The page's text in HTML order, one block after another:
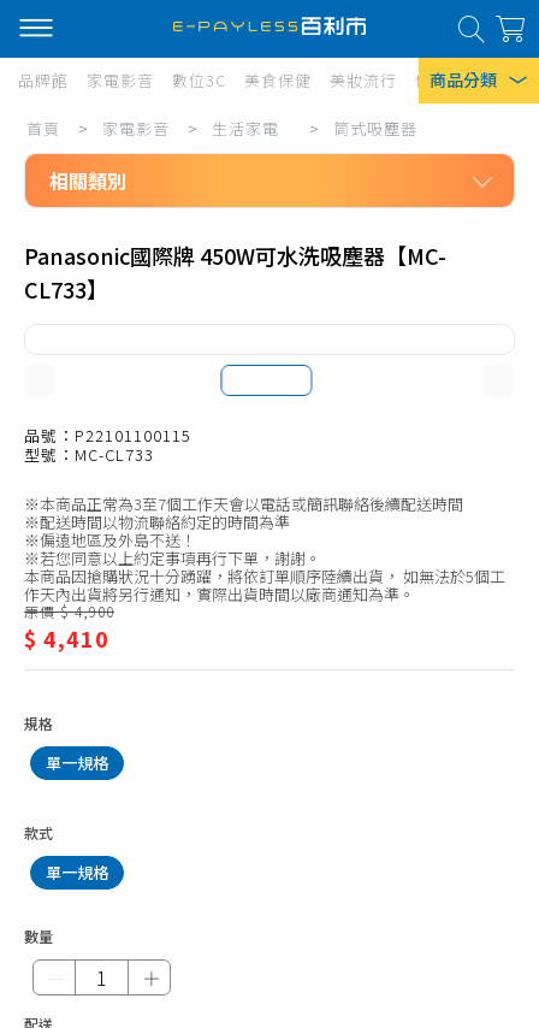
商品分類
熱門搜尋
風扇
衛生紙
品牌館 家電影音 數位3C 美食保健 美妝流行 傢俱寢具 居
家
電
影
音/
生
活
家
筒
吸
塵
器
首頁 > 家電影音 > 生活家電 > 筒式吸塵器
相關類別
生活家電
無線吸塵器
筒式吸塵器
掃地機、配件
塵蟎機、耗材
除菌、消毒機
清潔機、洗地機
加濕器
檯燈、夾燈、配件
捕蚊拍
掛燙機、熨斗
除毛球機、縫紉機
電話、對講機
Panasonic國際牌 450W可水洗吸塵器【MC-
CL733】
品號：P22101100115
型號：MC-CL733
※本商品正常為3至7個工作天會以電話或簡訊聯絡後續配送時間
※配送時間以物流聯絡約定的時間為準
※偏遠地區及外島不送！
※若您同意以上約定事項再行下單，謝謝。
本商品因搶購狀況十分踴躍，將依訂單順序陸續出貨， 如無法於5個工
作天內出貨將另行通知，實際出貨時間以廠商通知為準。
原價 $ 4,900
$ 4,410
規格
單一規格
款式
單一規格
數量
＋
配送